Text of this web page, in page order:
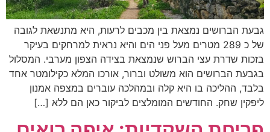
גבעת הברושים נמצאת בין מכבים לרעות, היא מתנשאת לגובה
של כ 289 מטרים מעל פני הים והיא נראית למרחקים בעיקר
בזכות שדרת עצי הברוש שנמצאת בצידה הצפון מערבי. המסלול
בגבעת הברושים הוא משולט וברור, אורכו המלא כקילומטר אחד
בלבד, ההליכה בו היא קלה ובמהלכה עוברים במצפה אמנון
ליפקין שחק. החודשים המומלצים לביקור כאן הם ללא […]